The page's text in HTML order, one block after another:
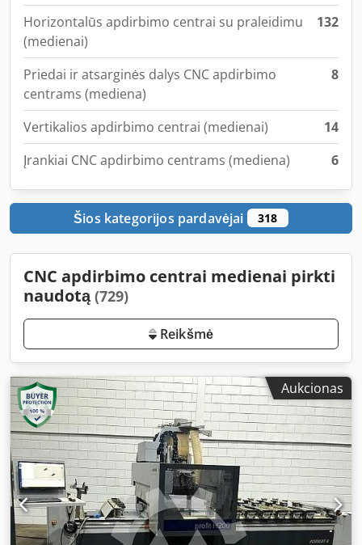
Horizontalūs apdirbimo centrai su praleidimu
(medienai)
132
Priedai ir atsarginės dalys CNC apdirbimo
centrams (mediena)
8
Vertikalios apdirbimo centrai (medienai)
14
Įrankiai CNC apdirbimo centrams (mediena)
6
Šios kategorijos pardavėjai 318
CNC apdirbimo centrai medienai pirkti
naudotą(729)
Reikšmė
Aukcionas